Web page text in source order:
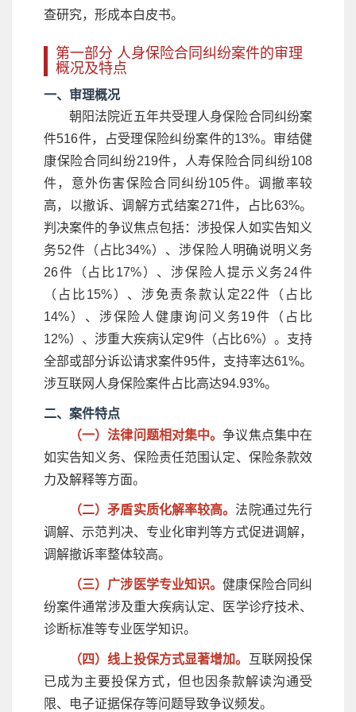
查研究，形成本白皮书。
第一部分 人身保险合同纠纷案件的审理
概况及特点
一、审理概况
朝阳法院近五年共受理人身保险合同纠纷案
件516件，占受理保险纠纷案件的13%。审结健
康保险合同纠纷219件，人寿保险合同纠纷108
件，意外伤害保险合同纠纷105件。调撤率较
高，以撤诉、调解方式结案271件，占比63%。
判决案件的争议焦点包括：涉投保人如实告知义
务52件（占比34%）、涉保险人明确说明义务
26件（占比17%）、涉保险人提示义务24件
（占比15%）、涉免责条款认定22件（占比
14%）、涉保险人健康询问义务19件（占比
12%）、涉重大疾病认定9件（占比6%）。支持
全部或部分诉讼请求案件95件，支持率达61%。
涉互联网人身保险案件占比高达94.93%。
二、案件特点
（一）法律问题相对集中。争议焦点集中在
如实告知义务、保险责任范围认定、保险条款效
力及解释等方面。
（二）矛盾实质化解率较高。 法院通过先行
调解、示范判决、专业化审判等方式促进调解，
调解撤诉率整体较高。
（三）广涉医学专业知识。健康保险合同纠
纷案件通常涉及重大疾病认定、医学诊疗技术、
诊断标准等专业医学知识。
（四）线上投保方式显著增加。
互联网投保
已成为主要投保方式，但也因条款解读沟通受
限、电子证据保存等问题导致争议频发。